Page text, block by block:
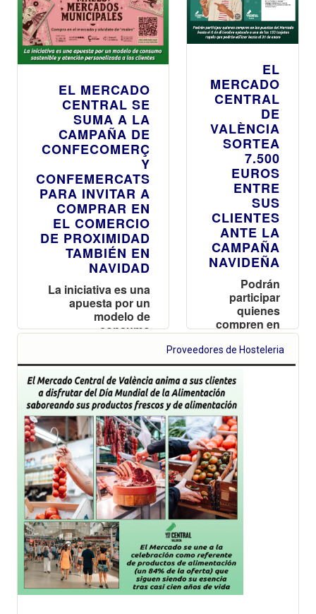
EL MERCADO
CENTRAL SE
SUMA A LA
CAMPAÑA DE
CONFECOMERÇ
Y
CONFEMERCATS
PARA INVITAR A
COMPRAR EN
EL COMERCIO
DE PROXIMIDAD
TAMBIÉN EN
NAVIDAD
La iniciativa es una
apuesta por un
modelo de
consumo
personalizada a los
clientes
EL
MERCADO
CENTRAL
DE
VALÈNCIA
SORTEA
7.500
EUROS
ENTRE
SUS
CLIENTES
ANTE LA
CAMPAÑA
NAVIDEÑA
Podrán
participar
quienes
compren en
los puestos
del Mercado
hasta el 6 de
diciembre
una de las
150 tarjetas
regalo que
utilizar hasta
Proveedores de Hosteleria